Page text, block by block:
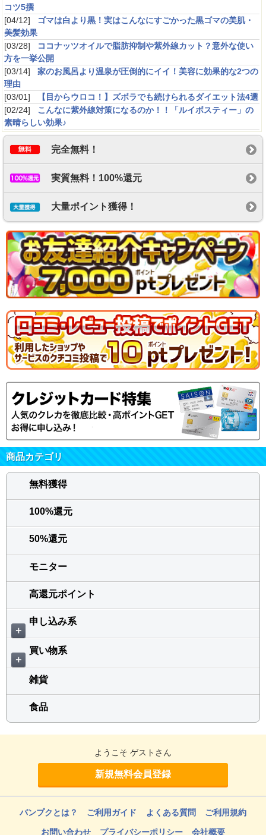
2020/07/12 yukipi13 ：★
毎回、回答してはいるのだけれど、ハートがなさすぎる。
意地悪
ポイントゲット
2020/06/29 ろくなもん ：
口座開設しました。ポ
イントたまってます。
オススメです!
2021/10/18 まおけゆ ：★★★★
毎日何通もアンケートが
届くので、貯まるペース
も早いのでオススメで
す!
楽しい
2021/04/27 MAAMI ：★★★★
アンケート以外もあり
なかなかおこずかい稼
ぎがでします。
ほぼ毎日
2021/04/23 あっこ@ ：
ほぼ毎日アンケートの
依頼が届きコツコツと
ポイントが貯まりま
普段の予約をサイト経由でするだけで
2021/04/06 JURA49 ：★★★★★
普段から、じゃらんネットでホテルをしております。本サイトを経由して予約をする
トに登録すれば良かった。
コツ5撰
[04/12]
ゴマは白より黒！実はこんなにすごかった黒ゴマの美肌・
美髪効果
[03/28]
ココナッツオイルで脂肪抑制や紫外線カット？意外な使い
方を一挙公開
[03/14] 家のお風呂より温泉が圧倒的にイイ！美容に効果的な2つの
理由
[03/01]
【目からウロコ！】ズボラでも続けられるダイエット法4選
[02/24] こんなに紫外線対策になるのか！！「ルイボスティー」の
素晴らしい効果♪
完全無料！
実質無料！100%還元
大量ポイント獲得！
商品カテゴリ
無料獲得
100%還元
50%還元
モニター
高還元ポイント
＋
申し込み系
＋
買い物系
雑貨
食品
ようこそ ゲストさん
新規無料会員登録
バンプクとは？ ご利用ガイド よくある質問 ご利用規約
お問い合わせ プライバシーポリシー 会社概要